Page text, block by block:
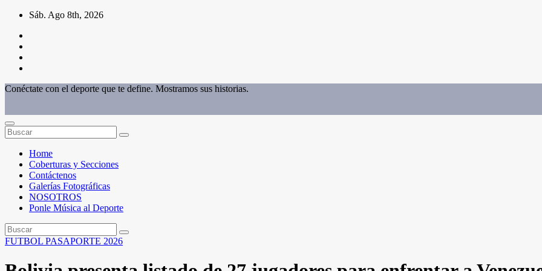
Saltar
contenido
Sáb. Ago 8th, 2026
Conéctate con el deporte que te define. Mostramos sus historias.
Home
Coberturas y Secciones
Contáctenos
Galerías Fotográficas
NOSOTROS
Ponle Música al Deporte
FUTBOL PASAPORTE 2026